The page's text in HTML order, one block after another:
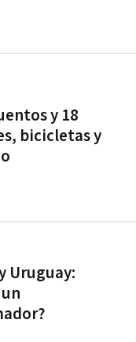
y 18
bicicletas y
Uruguay: